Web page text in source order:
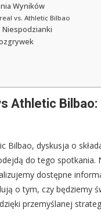
Wyników
vs. Athletic Bilbao
Niespodzianki
Athletic
Bilbao, dyskusja o
do tego spotkania.
dostępne
o tym, czy będziemy
przemyślanej